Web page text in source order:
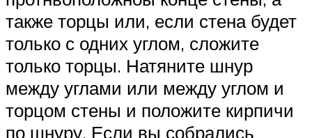
также торцы или, если стена будет
только с одних углом, сложите
только торцы. Натяните шнур
между углами или между углом и
торцом стены и положите кирпичи
по шнуру. Если вы собрались